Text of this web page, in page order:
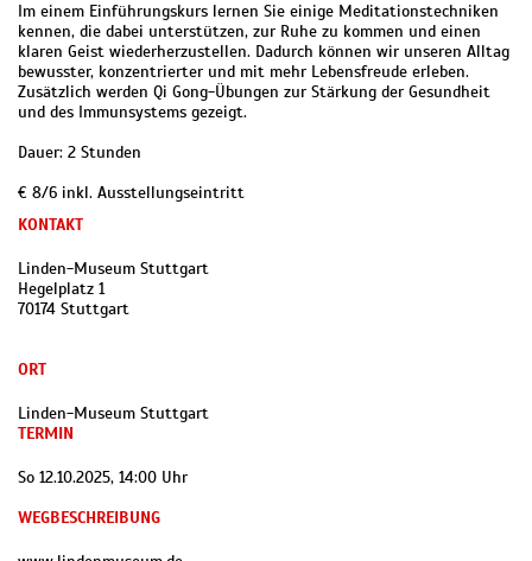
Im einem Einführungskurs lernen Sie einige Meditationstechniken
kennen, die dabei unterstützen, zur Ruhe zu kommen und einen
klaren Geist wiederherzustellen. Dadurch können wir unseren Alltag
bewusster, konzentrierter und mit mehr Lebensfreude erleben.
Zusätzlich werden Qi Gong-Übungen zur Stärkung der Gesundheit
und des Immunsystems gezeigt.
Dauer: 2 Stunden
€ 8/6 inkl. Ausstellungseintritt
KONTAKT
Linden-Museum Stuttgart
Hegelplatz 1
70174 Stuttgart
ORT
Linden-Museum Stuttgart
TERMIN
So 12.10.2025, 14:00 Uhr
WEGBESCHREIBUNG